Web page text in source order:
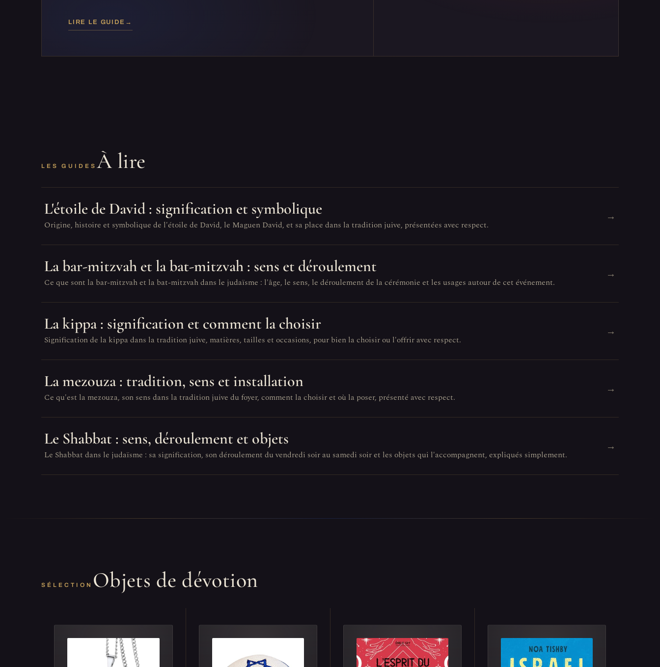
LIRE LE GUIDE →
LES GUIDES À lire
L'étoile de David : signification et symbolique
Origine, histoire et symbolique de l'étoile de David, le Maguen David, et sa place dans la tradition juive, présentées avec respect.
→
La bar-mitzvah et la bat-mitzvah : sens et déroulement
Ce que sont la bar-mitzvah et la bat-mitzvah dans le judaïsme : l'âge, le sens, le déroulement de la cérémonie et les usages autour de cet événement.
→
La kippa : signification et comment la choisir
Signification de la kippa dans la tradition juive, matières, tailles et occasions, pour bien la choisir ou l'offrir avec respect.
→
La mezouza : tradition, sens et installation
Ce qu'est la mezouza, son sens dans la tradition juive du foyer, comment la choisir et où la poser, présenté avec respect.
→
Le Shabbat : sens, déroulement et objets
Le Shabbat dans le judaïsme : sa signification, son déroulement du vendredi soir au samedi soir et les objets qui l'accompagnent, expliqués simplement.
→
SÉLECTION Objets de dévotion